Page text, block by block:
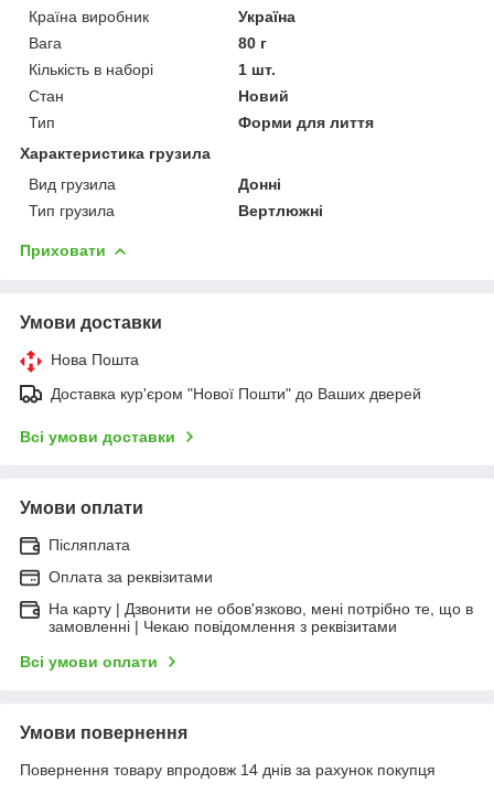
Країна виробник
Україна
Вага
80 г
Кількість в наборі
1 шт.
Стан
Новий
Тип
Форми для лиття
Характеристика грузила
Вид грузила
Донні
Тип грузила
Вертлюжні
Приховати
Умови доставки
Нова Пошта
Доставка кур'єром "Нової Пошти" до Ваших дверей
Всі умови доставки
Умови оплати
Післяплата
Оплата за реквізитами
На карту | Дзвонити не обов'язково, мені потрібно те, що в
замовленні | Чекаю повідомлення з реквізитами
Всі умови оплати
Умови повернення
Повернення товару впродовж 14 днів за рахунок покупця